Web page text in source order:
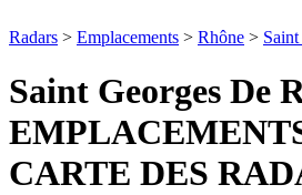
Radars > Emplacements > Rhône >
Saint Georges De
CARTE DES